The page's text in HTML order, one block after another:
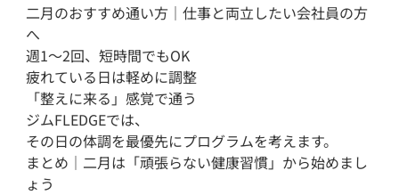
二月のおすすめ通い方｜仕事と両立したい会社員の方
へ
週1〜2回、短時間でもOK
疲れている日は軽めに調整
「整えに来る」感覚で通う
ジムFLEDGEでは、
その日の体調を最優先にプログラムを考えます。
まとめ｜二月は「頑張らない健康習慣」から始めまし
ょう